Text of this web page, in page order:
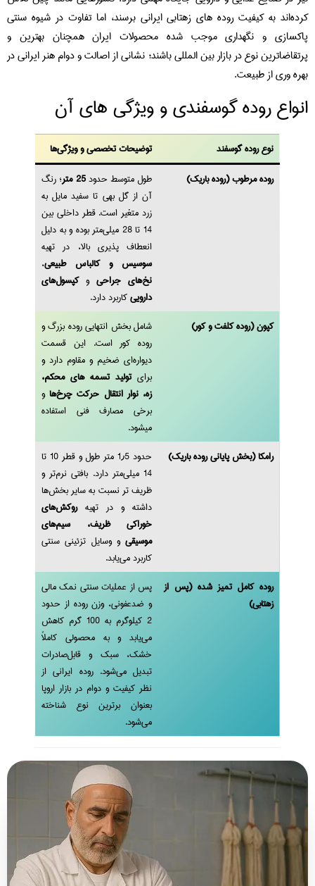
به کیفیت روده‌ های زهتابی ایرانی برسند، اما تفاوت در شیوه سنتی
و نگهداری موجب شده محصولات ایران همچنان بهترین و
نوع در بازار بین‌ المللی باشند؛ نشانی از اصالت و دوام هنر ایرانی در
وری از طبیعت.
روده گوسفندی و ویژگی های آن
نوع روده گوسفند
توضیحات تخصصی و ویژگی‌ها
روده مرطوب (روده باریک)
طول متوسط حدود25 متر
؛ رنگ
آن از گل‌ بهی تا سفید مایل به
زرد متغیر است. قطر داخلی بین
14 تا 28 میلی‌متر بوده و به دلیل
انعطاف‌ پذیری بالا، در تهیه
سوسیس و کالباس طبیعی،
نخ‌های جراحیو کپسول‌های
داروییکاربرد دارد.
کپون (روده کلفت و کور)
شامل بخش انتهایی روده بزرگ و
روده کور است. این قسمت
دیواره‌ای ضخیم و مقاوم دارد و
برایتولید تسمه‌ های محکم،
زه، نوار انتقال حرکت چرخ‌هاو
برخی مصارف فنی استفاده
میشود.
رامکا (بخش پایانی روده باریک)
حدود 1٫5 متر طول و قطر 10 تا
14 میلی‌متر دارد. بافتی نرم‌تر و
ظریف‌ تر نسبت به سایر بخش‌ها
داشته و در تهیهروکش‌های
خوراکی ظریف، سیم‌های
موسیقیو وسایل تزئینی سنتی
کاربرد می‌یابد.
روده کامل تمیز شده (پس از
زهتابی)
پس از عملیات سنتی نمک‌ مالی
و ضدعفونی، وزن روده از حدود
کیلوگرم به 100 گرم کاهش
می‌یابد و به محصولی کاملاً
خشک، سبک و قابل‌صادرات
تبدیل می‌شود. روده ایرانی از
نظر کیفیت و دوام در بازار اروپا
بعنوان برترین نوع شناخته
می‌شود.